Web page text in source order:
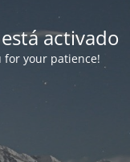
activado
for your patience!